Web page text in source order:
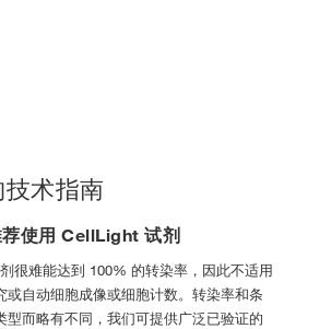
术指南
使用 CellLight 试剂
很难能达到 100% 的转染率，因此不适用
或自动细胞成像或细胞计数。转染率和条
型而略有不同，我们可提供广泛已验证的